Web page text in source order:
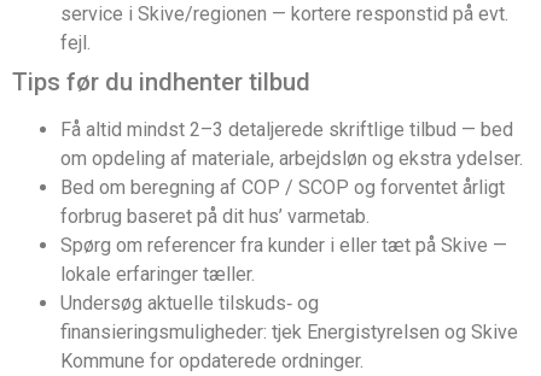
service i Skive/regionen — kortere responstid på evt.
fejl.
Tips før du indhenter tilbud
Få altid mindst 2–3 detaljerede skriftlige tilbud — bed
om opdeling af materiale, arbejdsløn og ekstra ydelser.
Bed om beregning af COP / SCOP og forventet årligt
forbrug baseret på dit hus’ varmetab.
Spørg om referencer fra kunder i eller tæt på Skive —
lokale erfaringer tæller.
Undersøg aktuelle tilskuds‑ og
finansieringsmuligheder: tjek Energistyrelsen og Skive
Kommune for opdaterede ordninger.